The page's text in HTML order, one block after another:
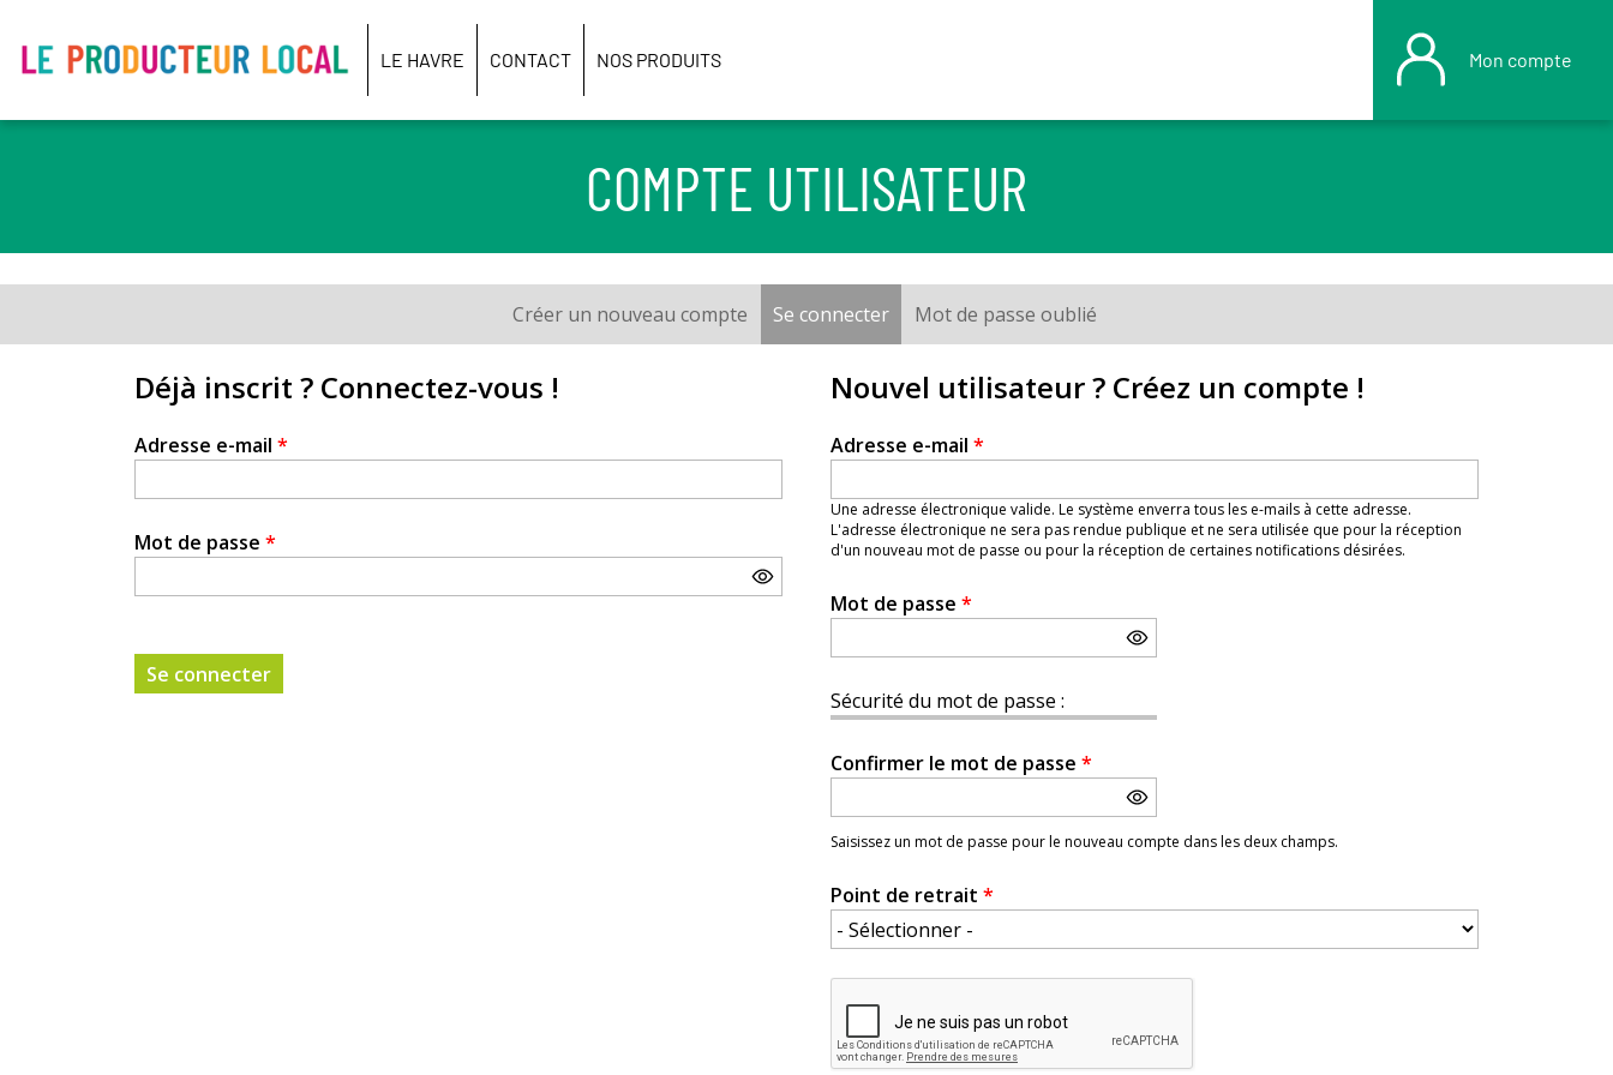
local
-
Le
LE HAVRE CONTACT NOS PRODUITS Mon compte
COMPTE UTILISATEUR
principaux
Créer un nouveau compte Se connecter (onglet actif)
Mot de passe oublié
Déjà inscrit ? Connectez-vous !
Adresse e-mail *
Mot de passe *
Nouvel utilisateur ? Créez un compte !
Adresse e-mail *
Une adresse électronique valide. Le système enverra tous les e-mails à cette adresse.
L'adresse électronique ne sera pas rendue publique et ne sera utilisée que pour la réception
d'un nouveau mot de passe ou pour la réception de certaines notifications désirées.
Mot de passe *
Sécurité du mot de passe :
Confirmer le mot de passe *
Saisissez un mot de passe pour le nouveau compte dans les deux champs.
Point de retrait *